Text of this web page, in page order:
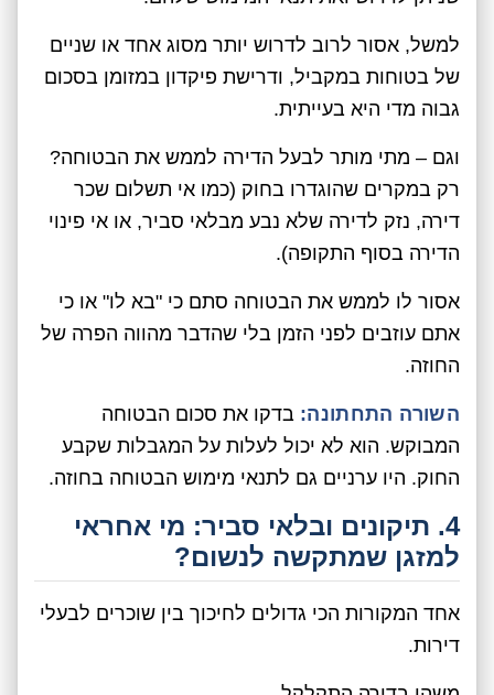
למשל, אסור לרוב לדרוש יותר מסוג אחד או שניים
של בטוחות במקביל, ודרישת פיקדון במזומן בסכום
גבוה מדי היא בעייתית.
וגם – מתי מותר לבעל הדירה לממש את הבטוחה?
רק במקרים שהוגדרו בחוק (כמו אי תשלום שכר
דירה, נזק לדירה שלא נבע מבלאי סביר, או אי פינוי
הדירה בסוף התקופה).
אסור לו לממש את הבטוחה סתם כי "בא לו" או כי
אתם עוזבים לפני הזמן בלי שהדבר מהווה הפרה של
החוזה.
השורה התחתונה: בדקו את סכום הבטוחה
המבוקש. הוא לא יכול לעלות על המגבלות שקבע
החוק. היו ערניים גם לתנאי מימוש הבטוחה בחוזה.
4. תיקונים ובלאי סביר: מי אחראי
למזגן שמתקשה לנשום?
אחד המקורות הכי גדולים לחיכוך בין שוכרים לבעלי
דירות.